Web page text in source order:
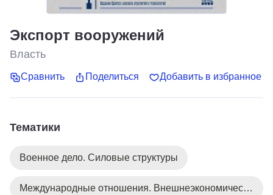
Экспорт вооружений
Власть
Сравнить Поделиться Добавить в избранное
Тематики
Военное дело. Силовые структуры
Международные отношения. Внешнеэкономическая деятельность